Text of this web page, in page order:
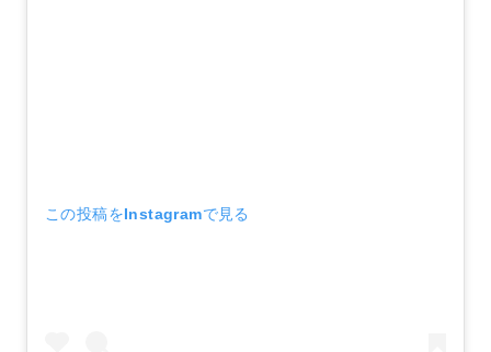
この投稿をInstagramで見る